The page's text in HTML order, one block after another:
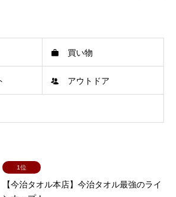
買い物
アウトドア
1位
【今治タオル本店】今治タオル最強のライ